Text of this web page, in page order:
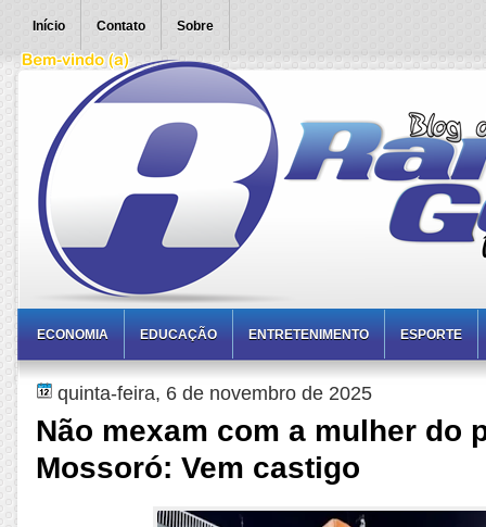
Início Contato Sobre
ECONOMIA EDUCAÇÃO ENTRETENIMENTO ESPORTE
quinta-feira, 6 de novembro de 2025
Não mexam com a mulher do
Mossoró: Vem castigo